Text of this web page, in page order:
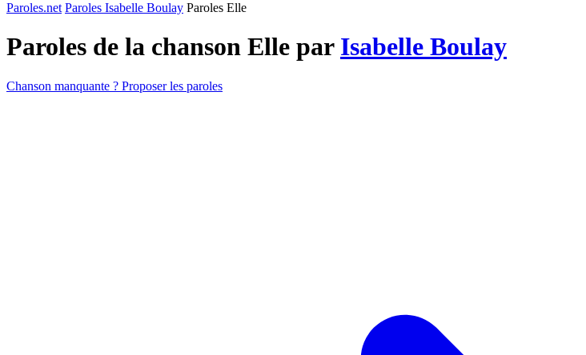
Paroles.net Paroles Isabelle Boulay Paroles Elle
Paroles de la chanson Elle par Isabelle Boulay
Chanson manquante ? Proposer les paroles